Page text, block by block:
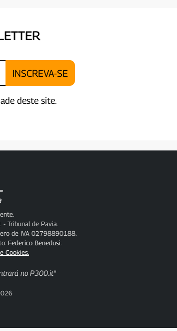
deste site.
Tribunal de Pavia.
de IVA 02798890188.
Federico Benedusi.
Cookies.
no P300.it"